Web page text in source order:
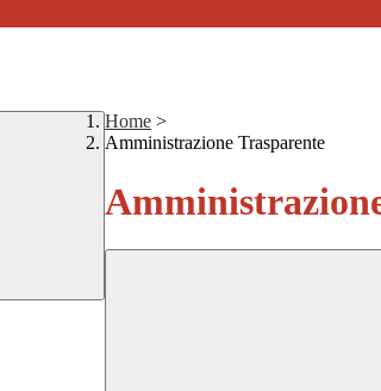
Home >
Amministrazione Trasparente